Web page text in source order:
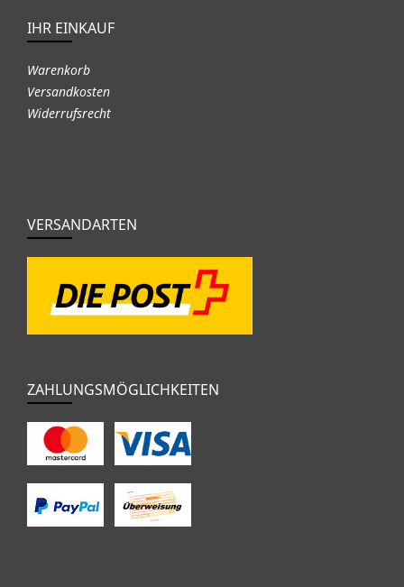
IHR EINKAUF
Warenkorb
Versandkosten
Widerrufsrecht
VERSANDARTEN
ZAHLUNGSMÖGLICHKEITEN